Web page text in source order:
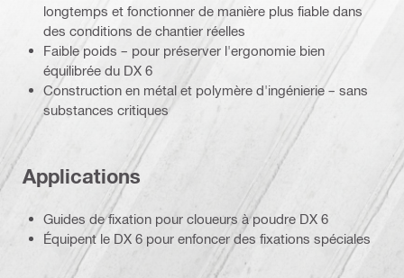
longtemps et fonctionner de manière plus fiable dans
des conditions de chantier réelles
Faible poids – pour préserver l'ergonomie bien
équilibrée du DX 6
Construction en métal et polymère d'ingénierie – sans
substances critiques
Applications
Guides de fixation pour cloueurs à poudre DX 6
Équipent le DX 6 pour enfoncer des fixations spéciales